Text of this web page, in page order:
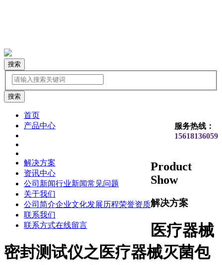
搜索
服务热线：
15618136059
首页
产品中心
解决方案
资讯中心
公司新闻行业新闻常见问题
关于我们
公司简介企业文化发展历程荣誉资质
联系我们
联系方式在线留言
Product
Show
解决方案
医疗器械
密封测试仪之医疗器械灭菌包